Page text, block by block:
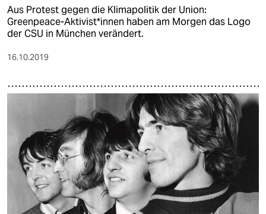
Aus Protest gegen die Klimapolitik der Union:
Greenpeace-Aktivist*innen haben am Morgen das Logo
der CSU in München verändert.
16.10.2019